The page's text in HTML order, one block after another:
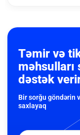
Təmir və
dəstək
Bir sorğu göndərin
saxlayaq